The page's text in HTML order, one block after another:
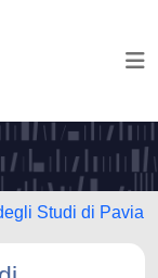
Studi di Pavia